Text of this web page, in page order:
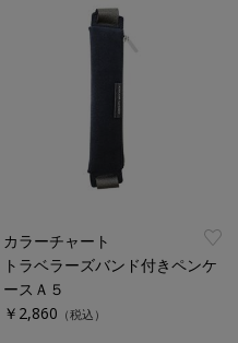
カラーチャート
トラベラーズバンド付きペンケ
ースＡ５
￥2,860 （税込）